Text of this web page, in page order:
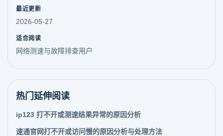
最近更新
2026-05-27
适合阅读
网络测速与故障排查用户
热门延伸阅读
ip123 打不开或测速结果异常的原因分析
速通官网打不开或访问慢的原因分析与处理方法